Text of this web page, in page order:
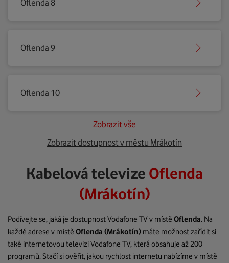
Oflenda 8
Oflenda 9
Oflenda 10
Zobrazit vše
Zobrazit dostupnost v městu Mrákotín
Kabelová televize Oflenda
(Mrákotín)
Podívejte se, jaká je dostupnost Vodafone TV v místě Oflenda. Na
každé adrese v místě Oflenda (Mrákotín) máte možnost zařídit si
také internetovou televizi Vodafone TV, která obsahuje až 200
programů. Stačí si ověřit, jakou rychlost internetu nabízíme v místě